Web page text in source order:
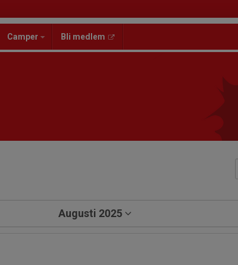
Camper Bli medlem
Augusti 2025